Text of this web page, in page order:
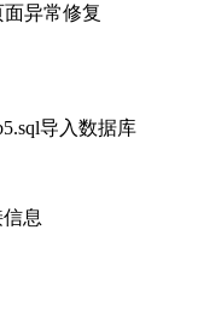
异常修复
导入数据库
息